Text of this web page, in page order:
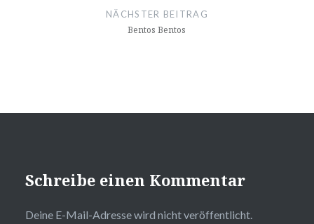
NÄCHSTER BEITRAG
Bentos Bentos
Schreibe einen Kommentar
Deine E-Mail-Adresse wird nicht veröffentlicht.